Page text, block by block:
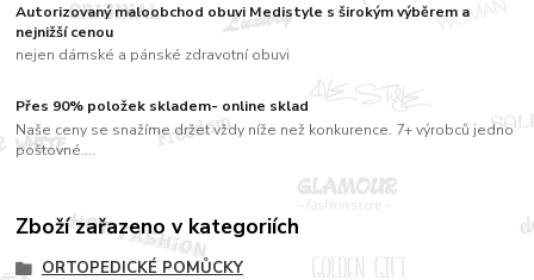
Autorizovaný maloobchod obuvi Medistyle s širokým výběrem a
nejnižší cenou
nejen dámské a pánské zdravotní obuvi
Přes 90% položek skladem- online sklad
Naše ceny se snažíme držet vždy níže než konkurence. 7+ výrobců jedno
poštovné....
Zboží zařazeno v kategoriích
ORTOPEDICKÉ POMŮCKY